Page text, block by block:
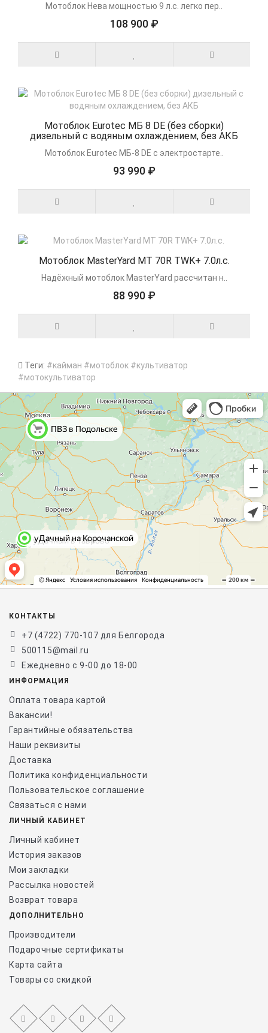
Мотоблок Нева мощностью 9 л.с. легко пер..
108 900 ₽
Мотоблок Eurotec МБ 8 DE (без сборки)
дизельный с водяным охлаждением, без АКБ
Мотоблок Eurotec МБ-8 DE с электростарте..
93 990 ₽
Мотоблок MasterYard MT 70R TWK+ 7.0л.с.
Надёжный мотоблок MasterYard рассчитан н..
88 990 ₽
Теги: #кайман #мотоблок #культиватор
#мотокультиватор
КОНТАКТЫ
+7 (4722) 770-107 для Белгорода
500115@mail.ru
Ежедневно с 9-00 до 18-00
ИНФОРМАЦИЯ
Оплата товара картой
Вакансии!
Гарантийные обязательства
Наши реквизиты
Доставка
Политика конфиденциальности
Пользовательское соглашение
Связаться с нами
ЛИЧНЫЙ КАБИНЕТ
Личный кабинет
История заказов
Мои закладки
Рассылка новостей
Возврат товара
ДОПОЛНИТЕЛЬНО
Производители
Подарочные сертификаты
Карта сайта
Товары со скидкой